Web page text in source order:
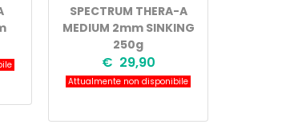
SPECTRUM THERA-A
MEDIUM 2mm SINKING
250g
€ 29,90
Attualmente non disponibile